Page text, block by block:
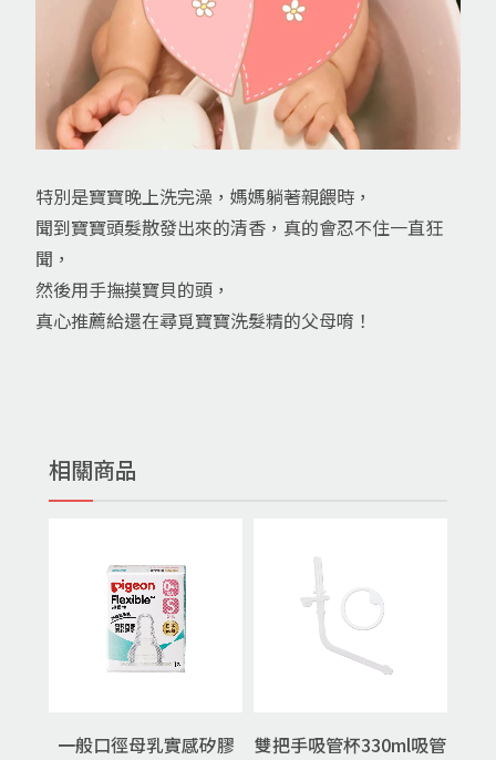
特別是寶寶晚上洗完澡，媽媽躺著親餵時，
聞到寶寶頭髮散發出來的清香，真的會忍不住一直狂
聞，
然後用手撫摸寶貝的頭，
真心推薦給還在尋覓寶寶洗髮精的父母唷！
相關商品
一般口徑母乳實感矽膠
雙把手吸管杯330ml吸管